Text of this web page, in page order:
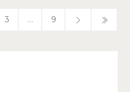
3 … 9